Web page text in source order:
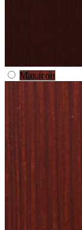
Махагон